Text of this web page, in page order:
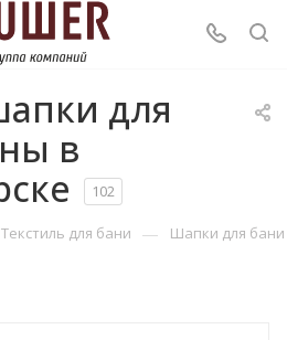
для
в
102
Текстиль для бани — Шапки для бани